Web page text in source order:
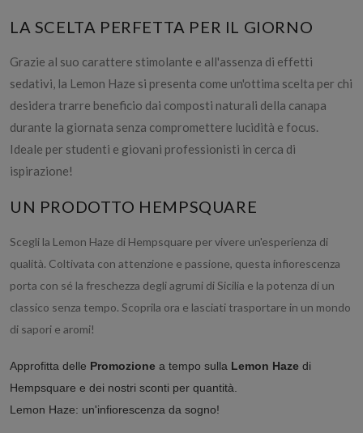
LA SCELTA PERFETTA PER IL GIORNO
Grazie al suo carattere stimolante e all'assenza di effetti
sedativi, la Lemon Haze si presenta come un'ottima scelta per chi
desidera trarre beneficio dai composti naturali della canapa
durante la giornata senza compromettere lucidità e focus.
Ideale per studenti e giovani professionisti in cerca di
ispirazione!
UN PRODOTTO HEMPSQUARE
Scegli la Lemon Haze di Hempsquare per vivere un'esperienza di
qualità. Coltivata con attenzione e passione, questa infiorescenza
porta con sé la freschezza degli agrumi di Sicilia e la potenza di un
classico senza tempo. Scoprila ora e lasciati trasportare in un mondo
di sapori e aromi!
Approfitta delle Promozione a tempo sulla Lemon Haze di
Hempsquare e dei nostri sconti per quantità.
Lemon Haze: un'infiorescenza da sogno!